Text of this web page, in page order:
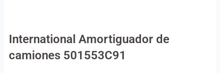
International Amortiguador de
camiones 501553C91